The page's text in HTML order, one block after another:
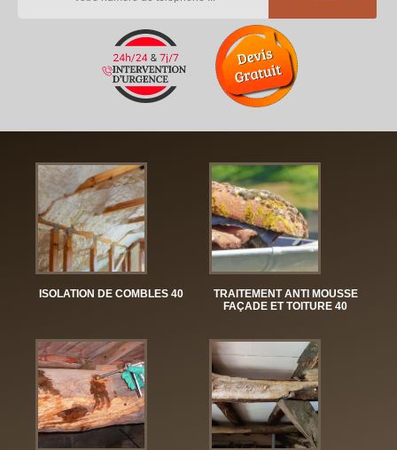
ISOLATION DE COMBLES 40
TRAITEMENT ANTI MOUSSE
FAÇADE ET TOITURE 40